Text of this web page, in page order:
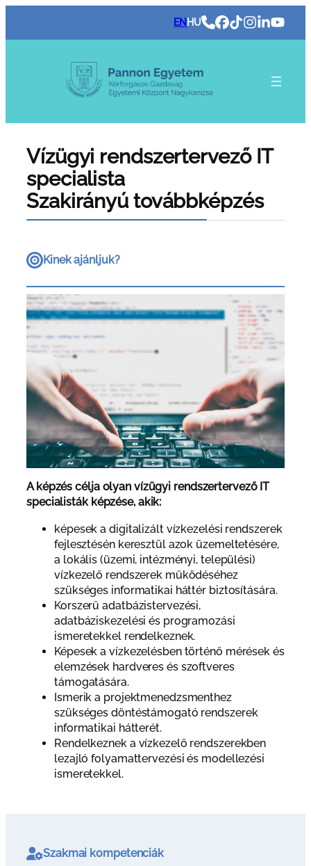
tartalomhoz
EN HU
Vízügyi rendszertervező IT
specialista
Szakirányú továbbképzés
Kinek ajánljuk?
A képzés célja olyan vízügyi rendszertervező IT
specialisták képzése, akik:
képesek a digitalizált vízkezelési rendszerek
fejlesztésén keresztül azok üzemeltetésére,
a lokális (üzemi, intézményi, települési)
vízkezelő rendszerek működéséhez
szükséges informatikai háttér biztosítására.
Korszerű adatbázistervezési,
adatbáziskezelési és programozási
ismeretekkel rendelkeznek.
Képesek a vízkezelésben történő mérések és
elemzések hardveres és szoftveres
támogatására.
Ismerik a projektmenedzsmenthez
szükséges döntéstámogató rendszerek
informatikai hátterét.
Rendelkeznek a vízkezelő rendszerekben
lezajló folyamattervezési és modellezési
ismeretekkel.
Szakmai kompetenciák